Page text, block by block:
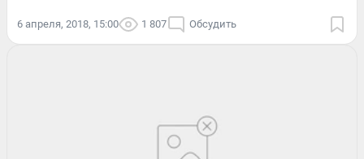
6 апреля, 2018, 15:00 1 807 Обсудить